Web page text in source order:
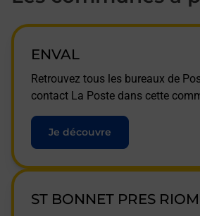
ENVAL
Retrouvez tous les bureaux de
contact La Poste dans cette
Je découvre
ST BONNET PRES RIOM